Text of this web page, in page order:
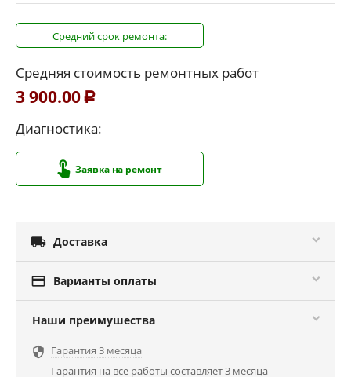
Средний срок ремонта:
Средняя стоимость ремонтных работ
3 900.00 Р
Диагностика:
Заявка на ремонт
 Доставка
 Варианты оплаты
Наши преимушества
 Гарантия 3 месяца
Гарантия на все работы составляет 3 месяца